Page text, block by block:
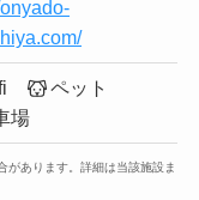
fi ペット
場
があります。詳細は当該施設ま